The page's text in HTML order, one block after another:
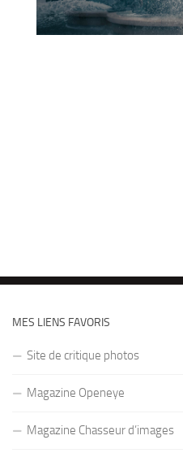
MES LIENS FAVORIS
Site de critique photos
Magazine Openeye
Magazine Chasseur d’images